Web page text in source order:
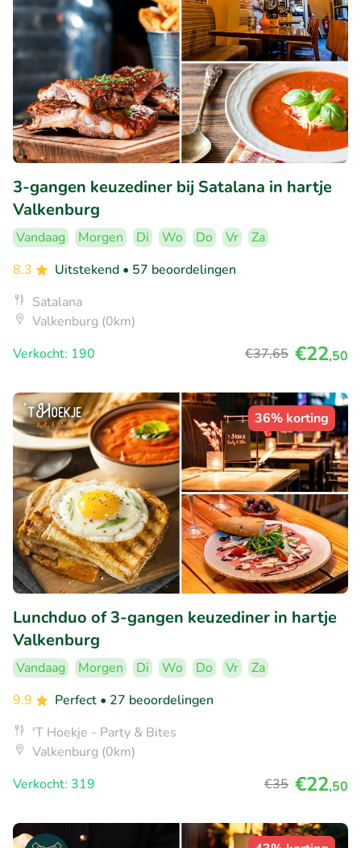
3-gangen keuzediner bij Satalana in hartje
Valkenburg
Vandaag Morgen Di Wo Do Vr
Za
8.3
Uitstekend • 57 beoordelingen
Satalana
Valkenburg (0km)
Verkocht: 190
€37,65 €22,50
36% korting
Lunchduo of 3-gangen keuzediner in hartje
Valkenburg
Vandaag Morgen Di Wo Do Vr
Za
9.9
Perfect • 27 beoordelingen
'T Hoekje - Party & Bites
Valkenburg (0km)
Verkocht: 319
€35 €22,50